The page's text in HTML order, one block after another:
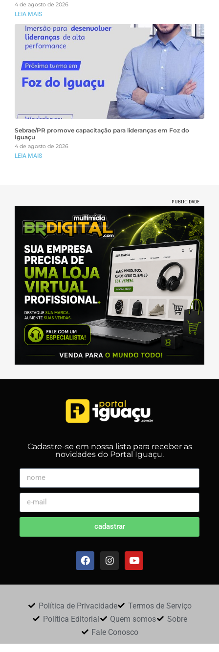
4 de agosto de 2026
LEIA MAIS
Sebrae/PR promove capacitação para lideranças em Foz do
Iguaçu
4 de agosto de 2026
LEIA MAIS
PUBLICIDADE
Cadastre-se em nossa lista para receber as
novidades do Portal Iguaçu.
cadastrar
Política de Privacidade
Termos de Serviço
Política Editorial
Quem somos
Sobre
Fale Conosco